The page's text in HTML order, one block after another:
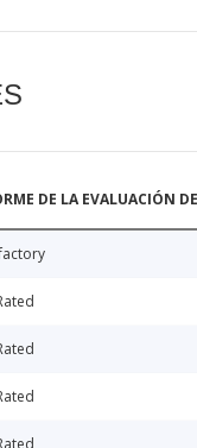
DE LA EVALUACIÓN